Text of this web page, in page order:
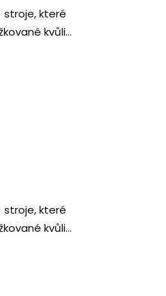
které
kvůli
které
kvůli